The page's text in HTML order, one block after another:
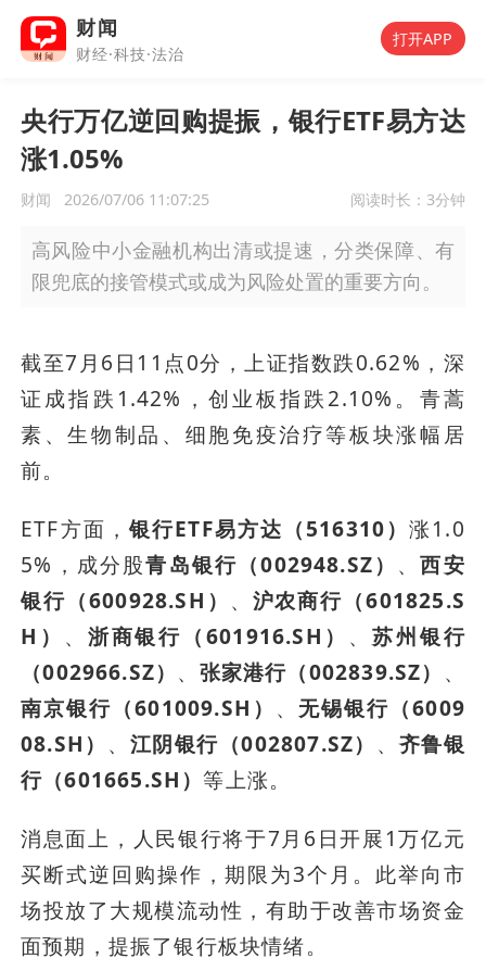
财闻
财经·科技·法治
打开APP
央行万亿逆回购提振，银行ETF易方达
涨1.05%
财闻 2026/07/06 11:07:25 阅读时长： 3分钟
高风险中小金融机构出清或提速，分类保障、有
限兜底的接管模式或成为风险处置的重要方向。
截至7月6日11点0分，上证指数跌0.62%，深
证成指跌1.42%，创业板指跌2.10%。青蒿
素、生物制品、细胞免疫治疗等板块涨幅居
前。
ETF方面，银行ETF易方达（516310）涨1.0
5%，成分股青岛银行（002948.SZ） 、西安
银行（600928.SH） 、 沪农商行（601825.S
H） 、 浙商银行（601916.SH） 、苏州银行
（002966.SZ） 、 张家港行（002839.SZ） 、
南京银行（601009.SH） 、 无锡银行（6009
08.SH） 、 江阴银行（002807.SZ） 、齐鲁银
行（601665.SH）等上涨。
消息面上，人民银行将于7月6日开展1万亿元
买断式逆回购操作，期限为3个月。此举向市
场投放了大规模流动性，有助于改善市场资金
面预期，提振了银行板块情绪。